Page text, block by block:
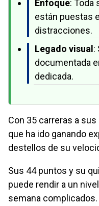
Enfoque: Toda
están puestas
distracciones.
Legado visual :
documentada
dedicada.
Con 35 carreras a
que ha ido ganando
destellos de su
Sus 44 puntos y su
puede rendir a un
semana complicados.